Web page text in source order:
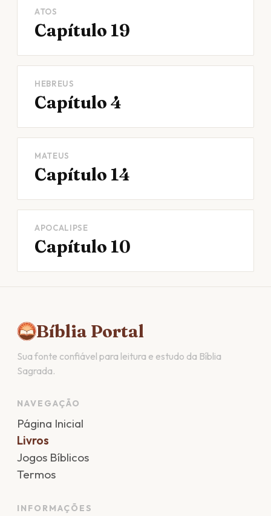
ATOS
Capítulo 19
HEBREUS
Capítulo 4
MATEUS
Capítulo 14
APOCALIPSE
Capítulo 10
Bíblia Portal
Sua fonte confiável para leitura e estudo da Bíblia
Sagrada.
NAVEGAÇÃO
Página Inicial
Livros
Jogos Bíblicos
Termos
INFORMAÇÕES